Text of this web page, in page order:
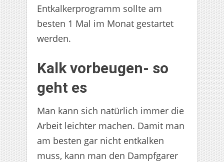
Entkalkerprogramm sollte am
besten 1 Mal im Monat gestartet
werden.
Kalk vorbeugen- so
geht es
Man kann sich natürlich immer die
Arbeit leichter machen. Damit man
am besten gar nicht entkalken
muss, kann man den Dampfgarer